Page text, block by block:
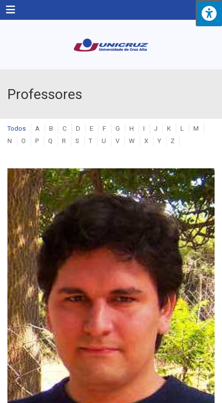
Menu
Professores
Todos A B C D E F G H I J K L
M
N
O P Q R S T U V W X Y Z